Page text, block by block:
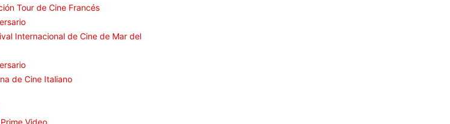
Tour de Cine Francés
Internacional de Cine de Mar del
de Cine Italiano